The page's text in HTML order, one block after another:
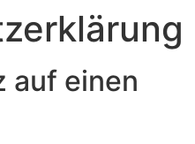
auf einen